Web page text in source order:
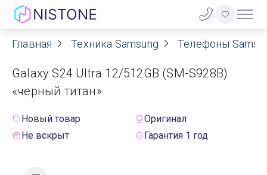
Акции
О нас
Договор оферты
Главная Техника Samsung Телефоны
Galaxy S24 Ultra 12/512GB (SM-S928B)
«черный титан»
Новый товар
Оригинал
Не вскрыт
Гарантия 1 год